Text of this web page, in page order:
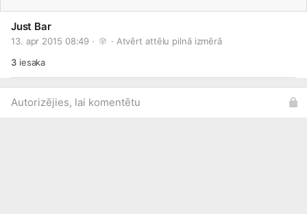
Just Bar
13. apr 2015 08:49 · · Atvērt attēlu pilnā izmērā
3iesaka
Autorizējies, lai komentētu